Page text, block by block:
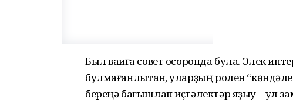
Был ваҡиға совет осоронда була. Элек
булмағанлыҡтан, уларҙың ролен
береңә бағышлап иҫтәлектәр яҙыу – ул